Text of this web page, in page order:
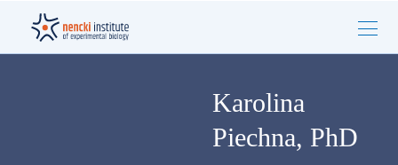
Karolina
Piechna, PhD